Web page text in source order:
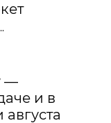
—
и в